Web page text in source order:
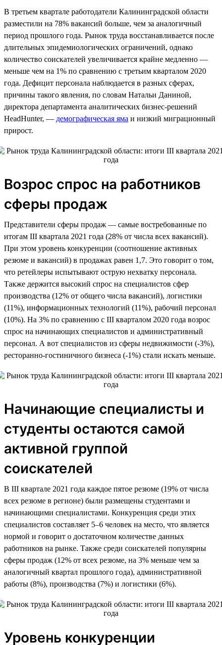
В третьем квартале работодатели Калининградской области
разместили на 78% вакансий больше, чем за аналогичный
период прошлого года. Рынок труда восстанавливается после
длительных эпидемиологических ограничений, однако
количество соискателей увеличивается крайне медленно —
меньше чем на 1% по сравнению с третьим кварталом 2020
года. Дефицит персонала наблюдается в разных сферах,
причины такого явления, по словам Натальи Даниной,
директора департамента аналитических бизнес-решений
HeadHunter, — демографическая яма и низкий миграционный
прирост.
Возрос спрос на работников
сферы продаж
Представители сферы продаж — самые востребованные по
итогам III квартала 2021 года (28% от числа всех вакансий).
При этом уровень конкуренции (соотношение активных
резюме и вакансий) в продажах равен 1,7. Это говорит о том,
что ретейлеры испытывают острую нехватку персонала.
Также держится высокий спрос на специалистов сфер
производства (12% от общего числа вакансий), логистики
(11%), информационных технологий (11%), рабочий персонал
(10%). На 3% по сравнению с III кварталом 2020 года возрос
спрос на начинающих специалистов и административный
персонал. А вот специалистов из сферы недвижимости (-3%),
ресторанно-гостиничного бизнеса (-1%) стали искать меньше.
Начинающие специалисты и
студенты остаются самой
активной группой
соискателей
В III квартале 2021 года каждое пятое резюме (19% от числа
всех резюме в регионе) были размещены студентами и
начинающими специалистами. Конкуренция среди этих
специалистов составляет 5–6 человек на место, что является
нормой и говорит о достаточном количестве данных
работников на рынке. Также среди соискателей популярны
сферы продаж (12% от всех резюме, на 3% меньше чем за
аналогичный квартал прошлого года), административной
работы (8%), производства (7%) и логистики (6%).
Уровень конкуренции